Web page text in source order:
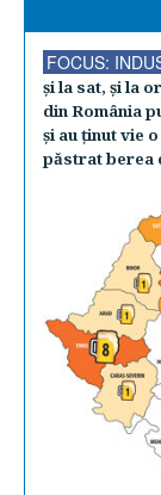
FOCUS:
şi la sat, şi la
din România
şi au ţinut vie
păstrat berea